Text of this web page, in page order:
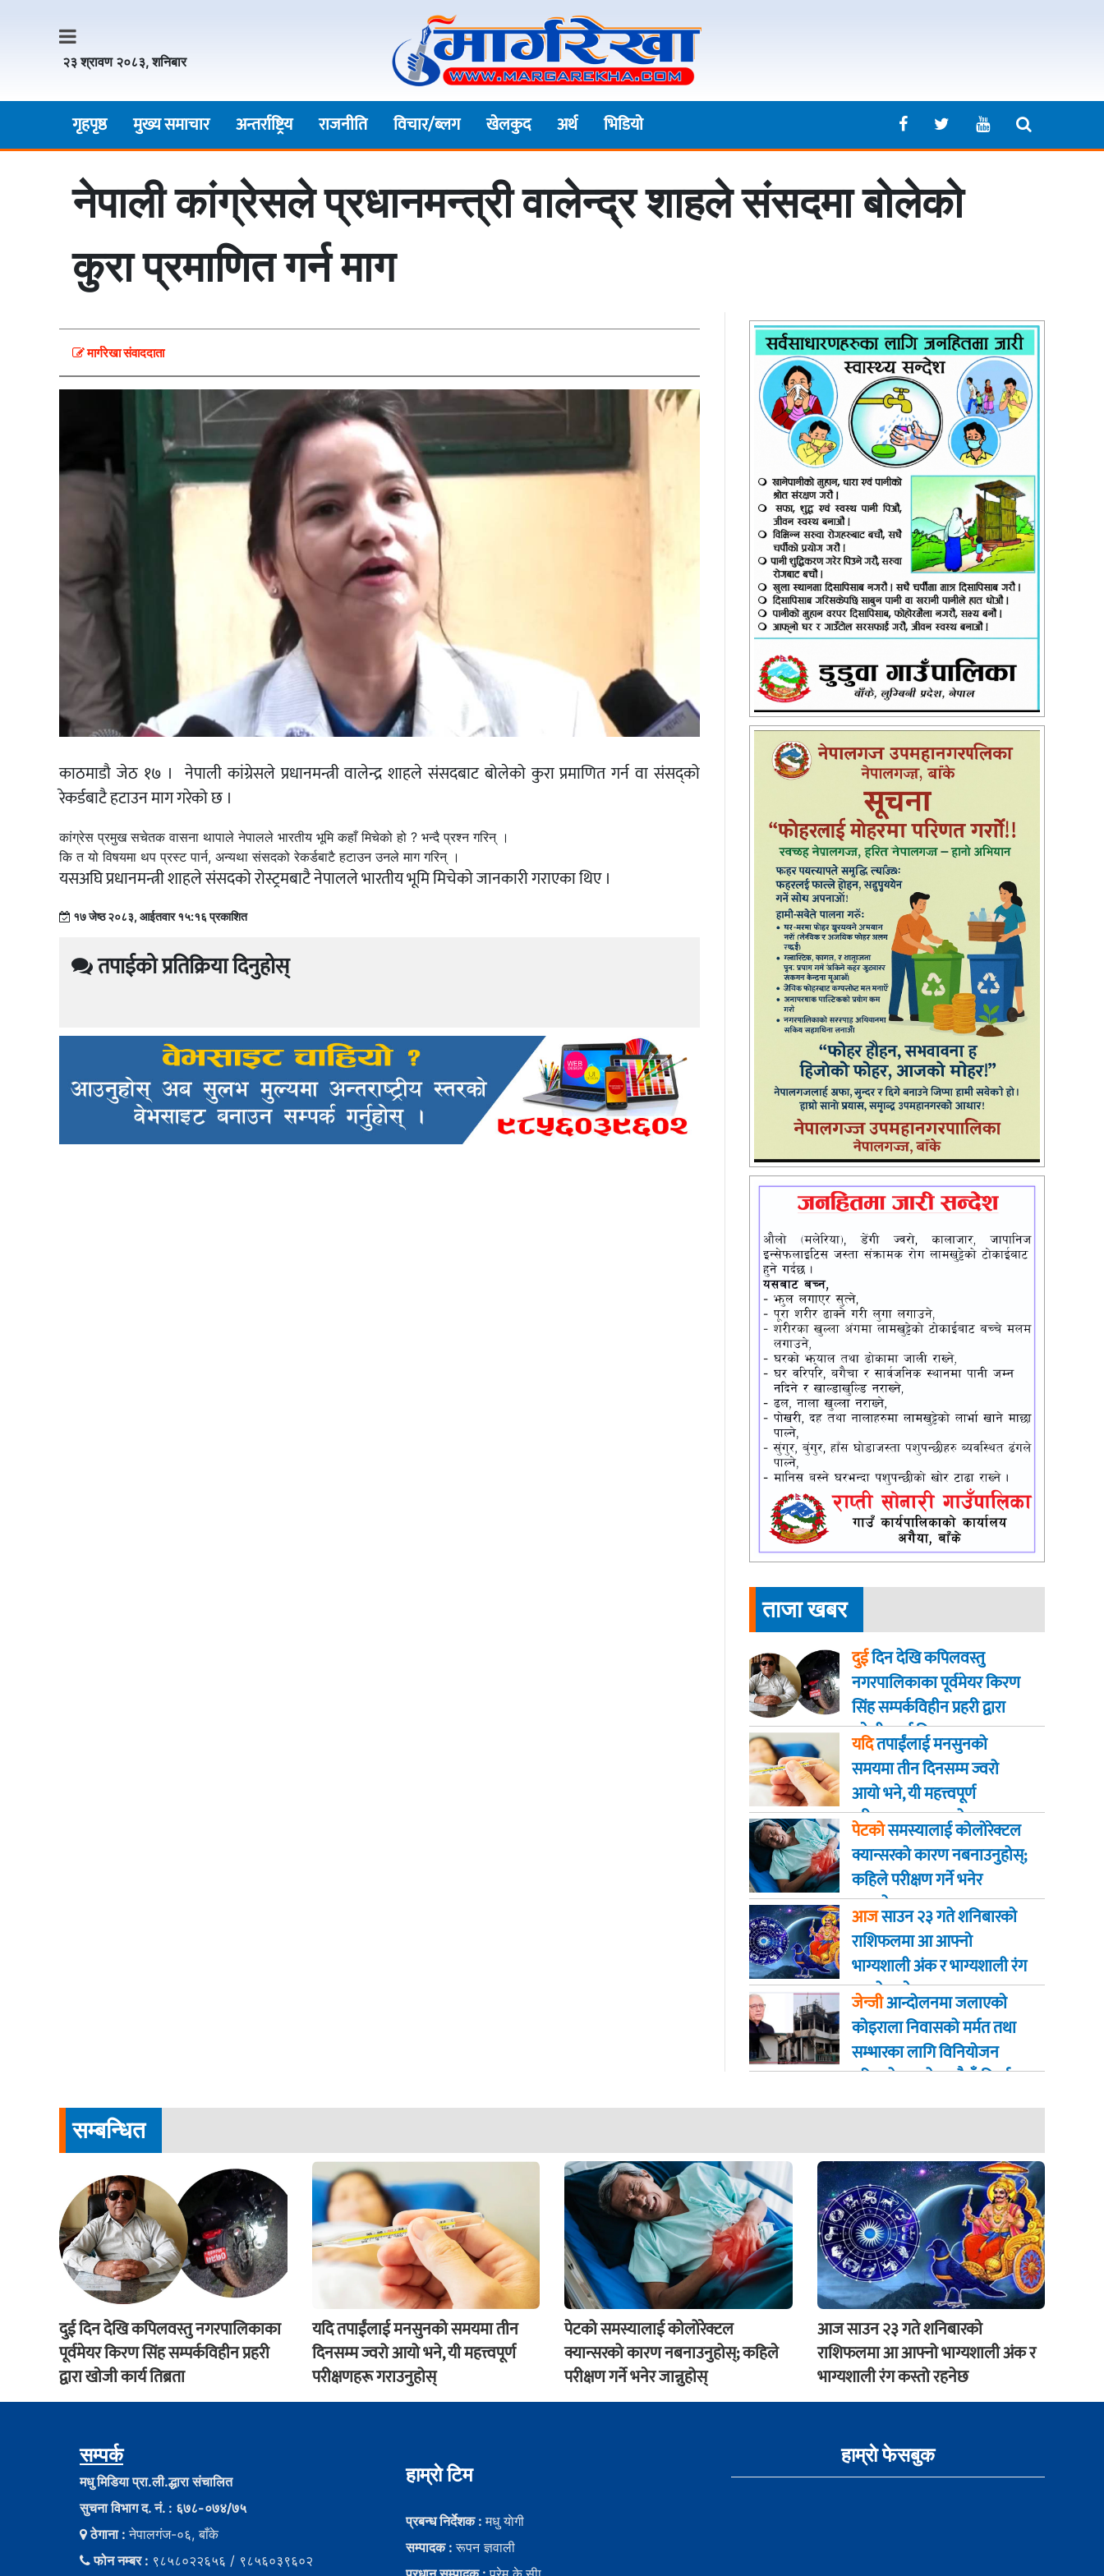
२३ श्रावण २०८३, शनिबार
गृहपृष्ठ मुख्य समाचार अन्तर्राष्ट्रिय राजनीति विचार/ब्लग खेलकुद अर्थ भिडियाे
नेपाली कांग्रेसले प्रधानमन्त्री वालेन्द्र शाहले संसदमा बोलेको
कुरा प्रमाणित गर्न माग
मार्गरेखा संवाददाता
काठमाडौ जेठ १७ । नेपाली कांग्रेसले प्रधानमन्त्री वालेन्द्र शाहले संसदबाट बोलेको कुरा प्रमाणित गर्न वा संसद्को
रेकर्डबाटै हटाउन माग गरेको छ ।
कांग्रेस प्रमुख सचेतक वासना थापाले नेपालले भारतीय भूमि कहाँ मिचेको हो ? भन्दै प्रश्न गरिन् ।
कि त यो विषयमा थप प्रस्ट पार्न, अन्यथा संसदको रेकर्डबाटै हटाउन उनले माग गरिन् ।
यसअघि प्रधानमन्त्री शाहले संसदको रोस्ट्रमबाटै नेपालले भारतीय भूमि मिचेको जानकारी गराएका थिए ।
१७ जेष्ठ २०८३, आईतवार १५:१६ प्रकाशित
तपाईको प्रतिक्रिया दिनुहोस्
ताजा खबर
दुईदिन देखि कपिलवस्तु
नगरपालिकाका पूर्वमेयर किरण
सिंह सम्पर्कविहीन प्रहरी द्वारा
खाेजी कार्य तिब्रता
यदितपाईंलाई मनसुनको
समयमा तीन दिनसम्म ज्वरो
आयो भने, यी महत्त्वपूर्ण
परीक्षणहरू गराउनुहोस्
पेटकोसमस्यालाई कोलोरेक्टल
क्यान्सरको कारण नबनाउनुहोस्;
कहिले परीक्षण गर्ने भनेर
जान्नुहोस्
आजसाउन २३ गते शनिबारकाे
राशिफलमा आ आफ्नो
भाग्यशाली अंक र भाग्यशाली रंग
कस्तो रहनेछ
जेन्जीआन्दोलनमा जलाएकाे
कोइराला निवासको मर्मत तथा
सम्भारका लागि विनियोजन
गरिएको २ करोड रुपैयाँ फिर्ता
सम्बन्धित
दुई दिन देखि कपिलवस्तु नगरपालिकाका
पूर्वमेयर किरण सिंह सम्पर्कविहीन प्रहरी
द्वारा खाेजी कार्य तिब्रता
यदि तपाईंलाई मनसुनको समयमा तीन
दिनसम्म ज्वरो आयो भने, यी महत्त्वपूर्ण
परीक्षणहरू गराउनुहोस्
पेटको समस्यालाई कोलोरेक्टल
क्यान्सरको कारण नबनाउनुहोस्; कहिले
परीक्षण गर्ने भनेर जान्नुहोस्
आज साउन २३ गते शनिबारकाे
राशिफलमा आ आफ्नो भाग्यशाली अंक र
भाग्यशाली रंग कस्तो रहनेछ
सम्पर्क
मधु मिडिया प्रा.ली.द्धारा संचालित
सुचना विभाग द. नं. : ६७८-०७४/७५
ठेगाना :नेपालगंज-०६, बाँके
फोन नम्बर : ९८५८०२२६५६ / ९८५६०३९६०२
हाम्राे टिम
प्रबन्ध निर्देशक :मधु याेगी
सम्पादक :रूपन ज्ञवाली
हाम्राे फेसबुक